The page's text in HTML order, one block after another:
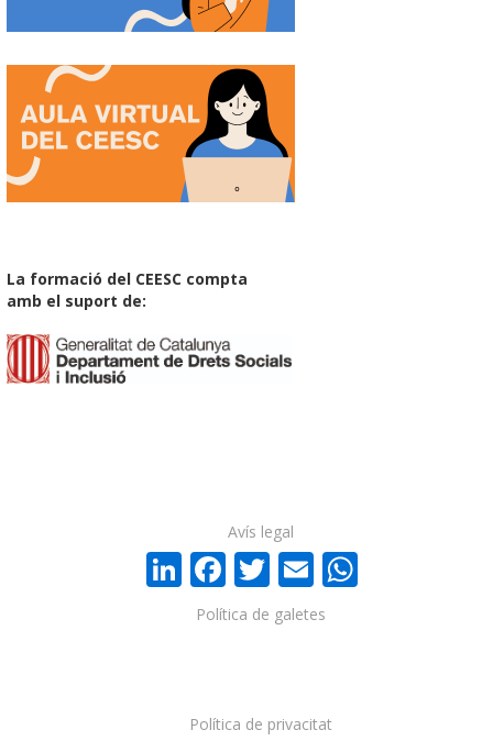
La formació del CEESC compta
amb el suport de:
LinkedIn
Facebook
Twitter
Email
Política de privacitat
Política de galetes
Avís legal